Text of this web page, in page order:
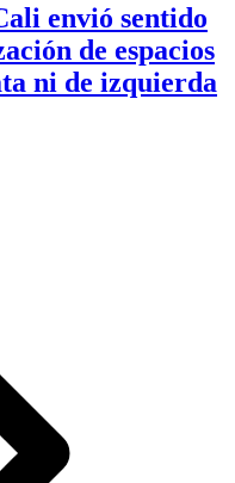
envió sentido
de espacios
ni de izquierda